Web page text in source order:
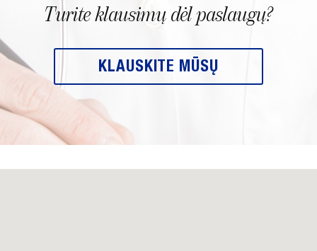
Turite klausimų dėl paslaugų?
KLAUSKITE MŪSŲ